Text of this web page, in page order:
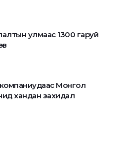
улмаас 1300 гаруй
Монгол
хандан захидал